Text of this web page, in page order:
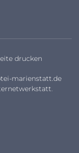
drucken
marienstatt.de
.